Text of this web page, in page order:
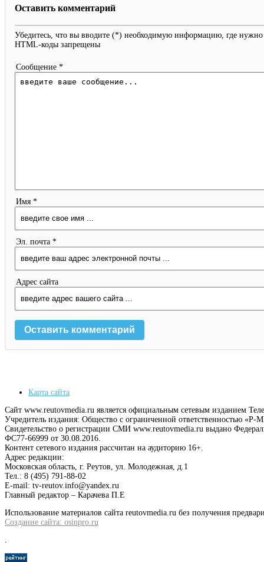
Оставить комментарий
Убедитесь, что вы вводите (*) необходимую информацию, где нужно
HTML-коды запрещены
Сообщение *
Имя *
Эл. почта *
Адрес сайта
Карта сайта
Сайт www.reutovmedia.ru является официальным сетевым изданием
Учредитель издания: Общество с ограниченной ответственностью
Свидетельство о регистрации СМИ www.reutovmedia.ru выдано
ФС77-66999 от 30.08.2016.
Контент сетевого издания рассчитан на аудиторию 16+.
Адрес редакции:
Московская область, г. Реутов, ул. Молодежная, д.1
Тел.: 8 (495) 791-88-02
E-mail: tv-reutov.info@yandex.ru
Главный редактор – Карачева П.Е
Использование материалов сайта reutovmedia.ru без получения
Создание сайта: osinpro.ru